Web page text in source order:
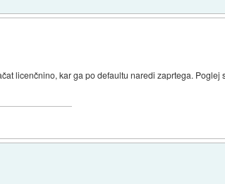
licenčnino, kar ga po defaultu naredi zaprtega.